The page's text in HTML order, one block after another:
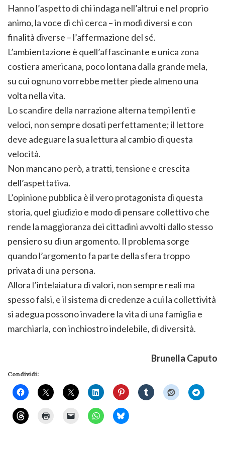
Hanno l’aspetto di chi indaga nell’altrui e nel proprio
animo, la voce di chi cerca – in modi diversi e con
finalità diverse – l’affermazione del sé.
L’ambientazione è quell’affascinante e unica zona
costiera americana, poco lontana dalla grande mela,
su cui ognuno vorrebbe metter piede almeno una
volta nella vita.
Lo scandire della narrazione alterna tempi lenti e
veloci, non sempre dosati perfettamente; il lettore
deve adeguare la sua lettura al cambio di questa
velocità.
Non mancano però, a tratti, tensione e crescita
dell’aspettativa.
L’opinione pubblica è il vero protagonista di questa
storia, quel giudizio e modo di pensare collettivo che
rende la maggioranza dei cittadini avvolti dallo stesso
pensiero su di un argomento. Il problema sorge
quando l’argomento fa parte della sfera troppo
privata di una persona.
Allora l’intelaiatura di valori, non sempre reali ma
spesso falsi, e il sistema di credenze a cui la collettività
si adegua possono invadere la vita di una famiglia e
marchiarla, con inchiostro indelebile, di diversità.
Brunella Caputo
Condividi: